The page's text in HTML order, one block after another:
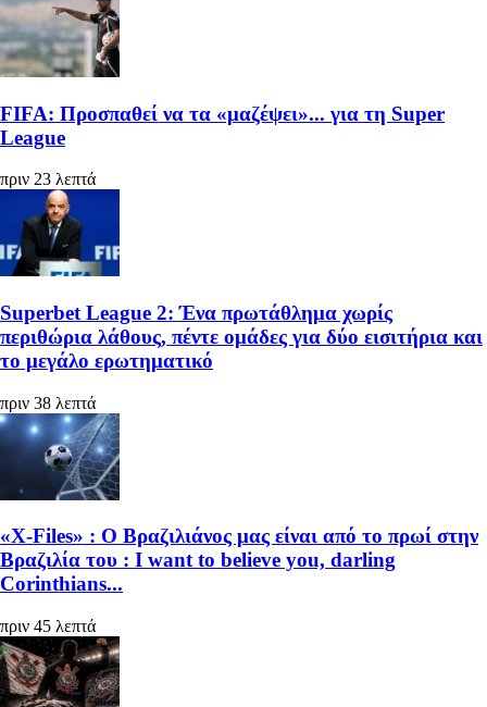
FIFA: Προσπαθεί να τα «μαζέψει»... για τη Super
League
πριν 23 λεπτά
Superbet League 2: Ένα πρωτάθλημα χωρίς
περιθώρια λάθους, πέντε ομάδες για δύο εισιτήρια και
το μεγάλο ερωτηματικό
πριν 38 λεπτά
«X-Files» : Ο Βραζιλιάνος μας είναι από το πρωί στην
Βραζιλία του : I want to believe you, darling
Corinthians...
πριν 45 λεπτά